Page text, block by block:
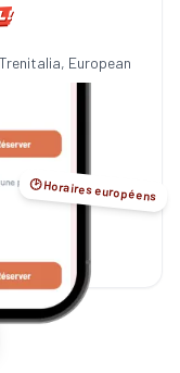
European
🕑 Horaires européens